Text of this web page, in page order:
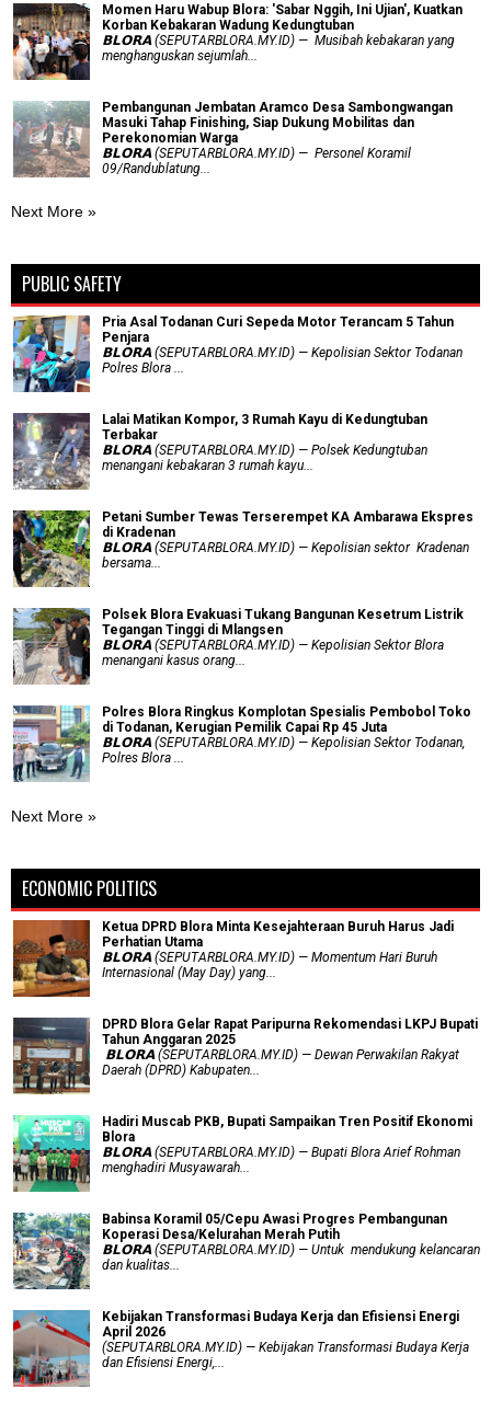
Momen Haru Wabup Blora: ​'Sabar Nggih, Ini Ujian', Kuatkan
Korban Kebakaran Wadung Kedungtuban
𝗕𝗟𝗢𝗥𝗔 (SEPUTARBLORA.MY.ID) — Musibah kebakaran yang
menghanguskan sejumlah...
Pembangunan Jembatan Aramco Desa Sambongwangan
Masuki Tahap Finishing, Siap Dukung Mobilitas dan
Perekonomian Warga
𝗕𝗟𝗢𝗥𝗔 (SEPUTARBLORA.MY.ID) — Personel Koramil
09/Randublatung...
Next More »
PUBLIC SAFETY
Pria Asal Todanan Curi Sepeda Motor Terancam 5 Tahun
Penjara
𝗕𝗟𝗢𝗥𝗔 (SEPUTARBLORA.MY.ID) — Kepolisian Sektor Todanan
Polres Blora ...
Lalai Matikan Kompor, 3 Rumah Kayu di Kedungtuban
Terbakar
𝗕𝗟𝗢𝗥𝗔 (SEPUTARBLORA.MY.ID) — Polsek Kedungtuban
menangani kebakaran 3 rumah kayu...
Petani Sumber Tewas Terserempet KA Ambarawa Ekspres
di Kradenan
𝗕𝗟𝗢𝗥𝗔 (SEPUTARBLORA.MY.ID) — Kepolisian sektor Kradenan
bersama...
Polsek Blora Evakuasi Tukang Bangunan Kesetrum Listrik
Tegangan Tinggi di Mlangsen
𝗕𝗟𝗢𝗥𝗔 (SEPUTARBLORA.MY.ID) — Kepolisian Sektor Blora
menangani kasus orang...
Polres Blora Ringkus Komplotan Spesialis Pembobol Toko
di Todanan, Kerugian Pemilik Capai Rp 45 Juta
𝗕𝗟𝗢𝗥𝗔 (SEPUTARBLORA.MY.ID) — Kepolisian Sektor Todanan,
Polres Blora ...
Next More »
ECONOMIC POLITICS
Ketua DPRD Blora Minta Kesejahteraan Buruh Harus Jadi
Perhatian Utama
​𝗕𝗟𝗢𝗥𝗔 (SEPUTARBLORA.MY.ID) — Momentum Hari Buruh
Internasional (May Day) yang...
DPRD Blora Gelar Rapat Paripurna Rekomendasi LKPJ Bupati
Tahun Anggaran 2025
‎ 𝗕𝗟𝗢𝗥𝗔 (SEPUTARBLORA.MY.ID) — Dewan Perwakilan Rakyat
Daerah (DPRD) Kabupaten...
Hadiri Muscab PKB, Bupati Sampaikan Tren Positif Ekonomi
Blora
𝗕𝗟𝗢𝗥𝗔 (SEPUTARBLORA.MY.ID) — Bupati Blora Arief Rohman
menghadiri Musyawarah...
Babinsa Koramil 05/Cepu Awasi Progres Pembangunan
Koperasi Desa/Kelurahan Merah Putih
𝗕𝗟𝗢𝗥𝗔 (SEPUTARBLORA.MY.ID) — Untuk mendukung kelancaran
dan kualitas...
Kebijakan Transformasi Budaya Kerja dan Efisiensi Energi
April 2026
(SEPUTARBLORA.MY.ID) — Kebijakan Transformasi Budaya Kerja
dan Efisiensi Energi,...